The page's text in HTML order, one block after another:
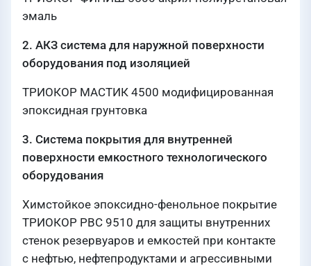
эмаль
2. АКЗ система для наружной поверхности
оборудования под изоляцией
ТРИОКОР МАСТИК 4500 модифицированная
эпоксидная грунтовка
3. Система покрытия для внутренней
поверхности емкостного технологического
оборудования
Химстойкое эпоксидно-фенольное покрытие
ТРИОКОР РВС 9510 для защиты внутренних
стенок резервуаров и емкостей при контакте
с нефтью, нефтепродуктами и агрессивными